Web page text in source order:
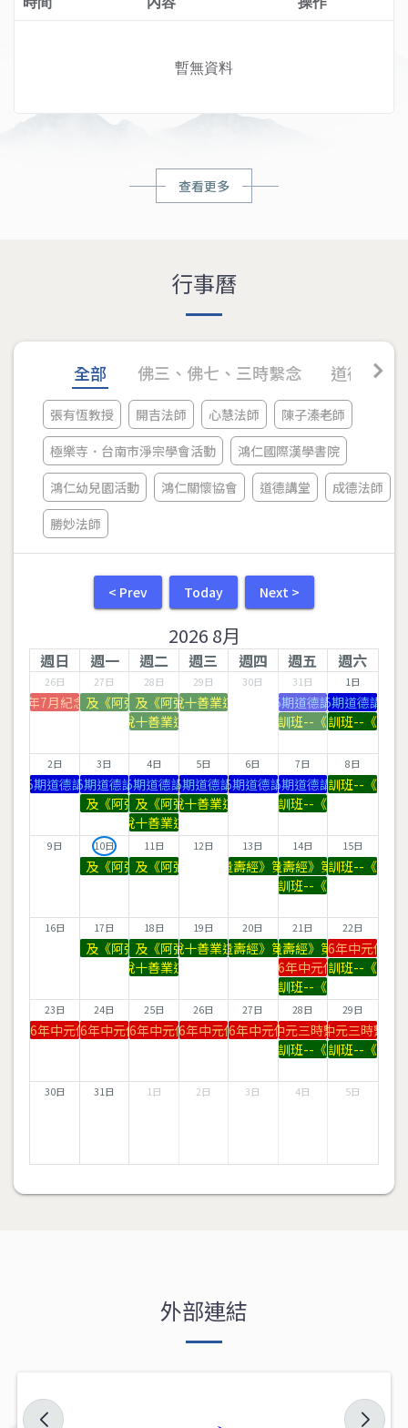
暫無資料
查看更多
行事曆
全部 佛三、佛七、三時繫念 道德講堂
chevron_right
張有恆教授 開吉法師 心慧法師
陳子溱老師
極樂寺．台南市淨宗學會活動
鴻仁國際漢學書院
鴻仁幼兒園活動
鴻仁關懷協會 道德講堂
成德法師
勝妙法師
< Prev Today Next >
2026 8月
週日 週一 週二 週三 週四 週五 週六
26日
年7月紀念法會
27日
《無量壽經》及《阿彌陀經易解》習講
28日
恭讀《無量壽經》及《阿彌陀經易解》習講
《佛說十善業道經》
29日
《佛說十善業道經》
30日 31日
125期道德講堂
一條龍師資培訓班--《十善業道經》
1日
125期道德講堂
一條龍師資培訓班--《十
2日
125期道德講堂
3日
125期道德講堂
《無量壽經》及《阿彌陀經易解》習講
4日
125期道德講堂
恭讀《無量壽經》及《阿彌陀經易解》習講
《佛說十善業道經》
5日
125期道德講堂
《佛說十善業道經》
6日
125期道德講堂
7日
125期道德講堂
一條龍師資培訓班--《十善業道經》
8日
一條龍師資培訓班--《十善
9日 10日
《無量壽經》及《阿彌陀經易解》習講
11日
恭讀《無量壽經》及《阿彌陀經易解》習講
12日 13日
《無量壽經》第24品
14日
《無量壽經》第24品
一條龍師資培訓班--《十善業道經》
15日
一條龍師資培訓班--《十善
16日 17日
《無量壽經》及《阿彌陀經易解》習講
18日
恭讀《無量壽經》及《阿彌陀經易解》習講
《佛說十善業道經》
19日
《佛說十善業道經》
20日
《無量壽經》第24品
21日
《無量壽經》第24品
2026年中元佛七
一條龍師資培訓班--《十善業道經》
22日
2026年中元佛七
一條龍師資培訓班--《十
23日
2026年中元佛七
24日
2026年中元佛七
25日
2026年中元佛七
26日
2026年中元佛七
27日
2026年中元佛七
28日
2026年中元三時繫念法會
一條龍師資培訓班--《十善業道經》
29日
2026年中元三時繫念
一條龍師資培訓班--《十
30日 31日 1日 2日 3日 4日 5日
外部連結